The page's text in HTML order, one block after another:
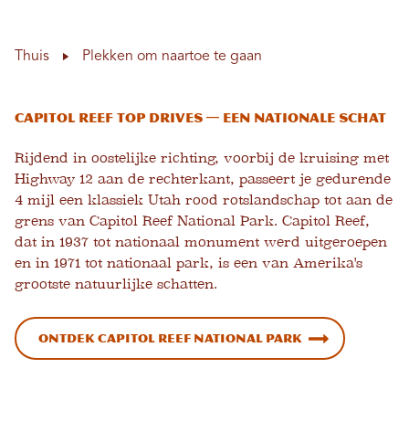
Thuis Plekken om naartoe te gaan
Capitol Reef Top Drives — Een nationale schat
Rijdend in oostelijke richting, voorbij de kruising met
Highway 12 aan de rechterkant, passeert je gedurende
4 mijl een klassiek Utah rood rotslandschap tot aan de
grens van Capitol Reef National Park. Capitol Reef,
dat in 1937 tot nationaal monument werd uitgeroepen
en in 1971 tot nationaal park, is een van Amerika's
grootste natuurlijke schatten.
Ontdek Capitol Reef National Park